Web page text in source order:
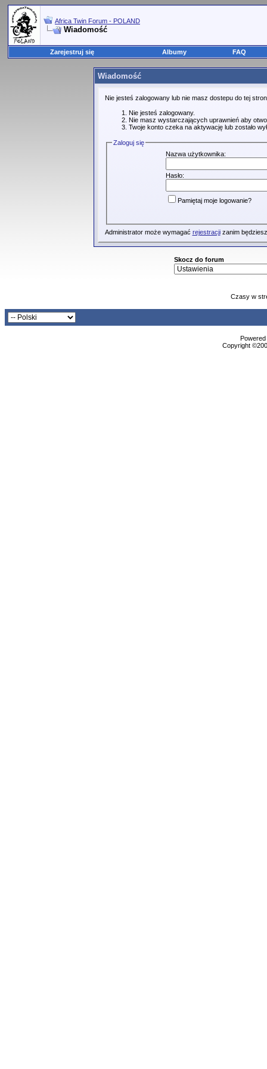
Africa Twin Forum - POLAND
Wiadomość
Zarejestruj się Albumy FAQ
Wiadomość
Nie jesteś zalogowany lub nie masz dostepu do tej
Nie jesteś zalogowany.
Nie masz wystarczających uprawnień aby
Twoje konto czeka na aktywację lub zostało
Zaloguj się
Nazwa użytkownika:
Hasło:
Pamiętaj moje logowanie?
Administrator może wymagać rejestracjizanim
Skocz do forum
Czasy w
Copyright